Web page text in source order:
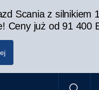
Scania z silnikiem
Ceny już od 91 400